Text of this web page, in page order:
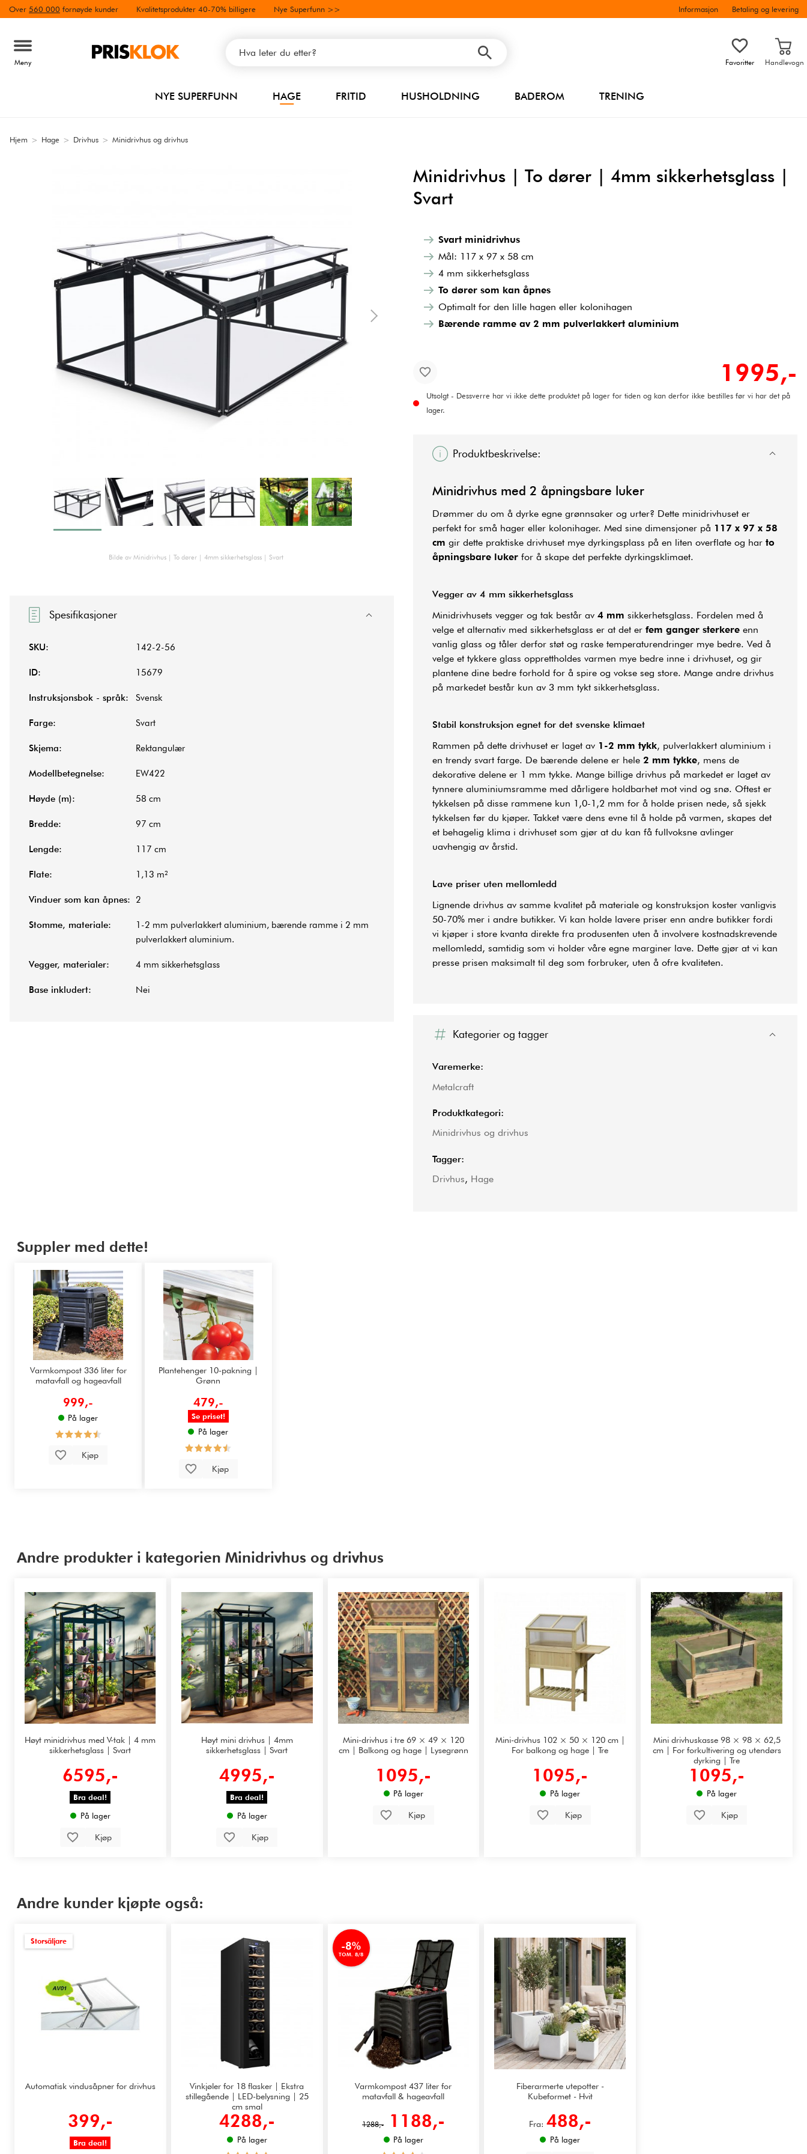
Over 560 000 fornøyde kunder Kvalitetsprodukter 40-70% billigere Nye Superfunn >> Informasjon Betaling og levering
Meny Favoritter Handlevogn
NYE SUPERFUNN HAGE FRITID HUSHOLDNING BADEROM TRENING
Hjem > Hage > Drivhus > Minidrivhus og drivhus
Minidrivhus | To dører | 4mm sikkerhetsglass |
Svart
Bilde av Minidrivhus | To dører | 4mm sikkerhetsglass | Svart
Svart minidrivhus
Mål: 117 x 97 x 58 cm
4 mm sikkerhetsglass
To dører som kan åpnes
Optimalt for den lille hagen eller kolonihagen
Bærende ramme av 2 mm pulverlakkert aluminium
1995,-
Utsolgt - Dessverre har vi ikke dette produktet på lager for tiden og kan derfor ikke bestilles før vi har det på
lager.
Produktbeskrivelse:
Minidrivhus med 2 åpningsbare luker
Drømmer du om å dyrke egne grønnsaker og urter? Dette minidrivhuset er
perfekt for små hager eller kolonihager. Med sine dimensjoner på 117 x 97 x 58
cm gir dette praktiske drivhuset mye dyrkingsplass på en liten overflate og har to
åpningsbare luker for å skape det perfekte dyrkingsklimaet.
Vegger av 4 mm sikkerhetsglass
Minidrivhusets vegger og tak består av 4 mm sikkerhetsglass. Fordelen med å
velge et alternativ med sikkerhetsglass er at det er fem ganger sterkere enn
vanlig glass og tåler derfor støt og raske temperaturendringer mye bedre. Ved å
velge et tykkere glass opprettholdes varmen mye bedre inne i drivhuset, og gir
plantene dine bedre forhold for å spire og vokse seg store. Mange andre drivhus
på markedet består kun av 3 mm tykt sikkerhetsglass.
Stabil konstruksjon egnet for det svenske klimaet
Rammen på dette drivhuset er laget av 1-2 mm tykk, pulverlakkert aluminium i
en trendy svart farge. De bærende delene er hele 2 mm tykke, mens de
dekorative delene er 1 mm tykke. Mange billige drivhus på markedet er laget av
tynnere aluminiumsramme med dårligere holdbarhet mot vind og snø. Oftest er
tykkelsen på disse rammene kun 1,0-1,2 mm for å holde prisen nede, så sjekk
tykkelsen før du kjøper. Takket være dens evne til å holde på varmen, skapes det
et behagelig klima i drivhuset som gjør at du kan få fullvoksne avlinger
uavhengig av årstid.
Lave priser uten mellomledd
Lignende drivhus av samme kvalitet på materiale og konstruksjon koster vanligvis
50-70% mer i andre butikker. Vi kan holde lavere priser enn andre butikker fordi
vi kjøper i store kvanta direkte fra produsenten uten å involvere kostnadskrevende
mellomledd, samtidig som vi holder våre egne marginer lave. Dette gjør at vi kan
presse prisen maksimalt til deg som forbruker, uten å ofre kvaliteten.
Spesifikasjoner
SKU: 142-2-56
ID: 15679
Instruksjonsbok - språk: Svensk
Farge: Svart
Skjema: Rektangulær
Modellbetegnelse: EW422
Høyde (m): 58 cm
Bredde: 97 cm
Lengde: 117 cm
Flate: 1,13 m²
Vinduer som kan åpnes: 2
Stomme, materiale:
1-2 mm pulverlakkert aluminium, bærende ramme i 2 mm
pulverlakkert aluminium.
Vegger, materialer: 4 mm sikkerhetsglass
Base inkludert: Nei
Kategorier og tagger
Varemerke:
Metalcraft
Produktkategori:
Minidrivhus og drivhus
Tagger:
Drivhus, Hage
Suppler med dette!
Varmkompost 336 liter for
matavfall og hageavfall
999,-
På lager
Kjøp
Plantehenger 10-pakning |
Grønn
479,-
Se priset!
På lager
Kjøp
Andre produkter i kategorien Minidrivhus og drivhus
Høyt minidrivhus med V-tak | 4 mm
sikkerhetsglass | Svart
6595,-
Bra deal!
På lager
Kjøp
Høyt mini drivhus | 4mm
sikkerhetsglass | Svart
4995,-
Bra deal!
På lager
Kjøp
Mini-drivhus i tre 69 × 49 × 120
cm | Balkong og hage | Lysegrønn
1095,-
På lager
Kjøp
Mini-drivhus 102 × 50 × 120 cm |
For balkong og hage | Tre
1095,-
På lager
Kjøp
Mini drivhuskasse 98 × 98 × 62,5
cm | For forkultivering og utendørs
dyrking | Tre
1095,-
På lager
Kjøp
Andre kunder kjøpte også:
Storsäljare
Automatisk vindusåpner for drivhus
399,-
Bra deal!
Vinkjøler for 18 flasker | Ekstra
stillegående | LED-belysning | 25
cm smal
4288,-
På lager
-8%
TOM. 8/8
Varmkompost 437 liter for
matavfall & hageavfall
1288,- 1188,-
På lager
Fiberarmerte utepotter -
Kubeformet - Hvit
Fra: 488,-
På lager